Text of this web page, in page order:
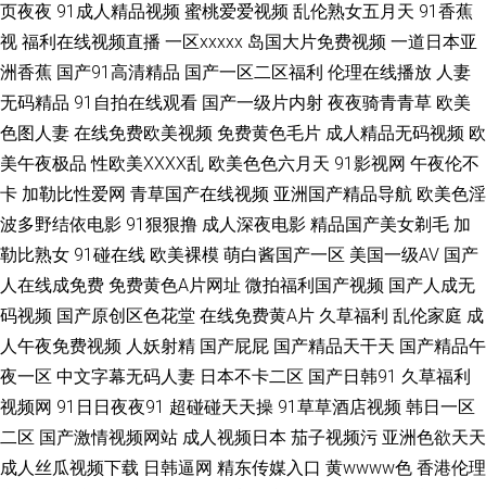
九一精品热 成人国产精品 国产精品资源站 男人资源网 欧美日韩色蜜蜜 听听
深爱激情网 91伪娘在线观看 成人操碰视频 国产丝袜综合在线 韩国黄色片三
级 男同肛交免费视频 人人操91 91工厂 www欧美91 超碰超操 激情午夜 蜜桃
久久午夜剧场 日韩精品影视 午夜寂寞视频 91黄色传媒公司 国产精品偷综合
另类综合欧洲激情 人人艹欧美 伪娘导航 91豆花成人片 91综合资源 成人伊人
影视 玖玖玖玖情色 欧美性交网站 果冻传媒一级A片 青青久久香蕉 91大神网
址 内射内射网页 日本色官网在线 无码破解无码破解 69av免费 AⅤ在线导航
丁香影院 韩国福利一区 久久瑟瑟爰爰 欧洲偷拍 三级片链接 伊人98在线 91
资源站 成人午夜AV福利 含羞草影院在线 免费黄色电影网 欧洲午夜福利片 人
页夜夜 91成人精品视频 蜜桃爱爱视频 乱伦熟女五月天 91香蕉
视 福利在线视频直播 一区xxxxx 岛国大片免费视频 一道日本亚
洲香蕉 国产91高清精品 国产一区二区福利 伦理在线播放 人妻
无码精品 91自拍在线观看 国产一级片内射 夜夜骑青青草 欧美
色图人妻 在线免费欧美视频 免费黄色毛片 成人精品无码视频 欧
美午夜极品 性欧美ⅩⅩⅩⅩ乱 欧美色色六月天 91影视网 午夜伦不
卡 加勒比性爱网 青草国产在线视频 亚洲国产精品导航 欧美色淫
波多野结依电影 91狠狠撸 成人深夜电影 精品国产美女剃毛 加
勒比熟女 91碰在线 欧美裸模 萌白酱国产一区 美国一级AV 国产
人在线成免费 免费黄色A片网址 微拍福利国产视频 国产人成无
码视频 国产原创区色花堂 在线免费黄A片 久草福利 乱伦家庭 成
人午夜免费视频 人妖射精 国产屁屁 国产精品天干天 国产精品午
夜一区 中文字幕无码人妻 日本不卡二区 国产日韩91 久草福利
视频网 91日日夜夜91 超碰碰天天操 91草草酒店视频 韩日一区
二区 国产激情视频网站 成人视频日本 茄子视频污 亚洲色欲天天
成人丝瓜视频下载 日韩逼网 精东传媒入口 黄wwww色 香港伦理